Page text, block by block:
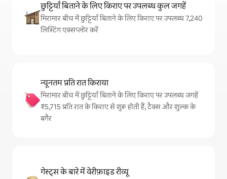
छुट्टियाँ बिताने के लिए किराए पर उपलब्ध कुल जगहें
मिरामार बीच में छुट्टियाँ बिताने के लिए किराए पर उपलब्ध 7,240
लिस्टिंग एक्सप्लोर करें
न्यूनतम प्रति रात किराया
मिरामार बीच में छुट्टियाँ बिताने के लिए किराए पर उपलब्ध जगहें
₹5,715 प्रति रात के किराए से शुरू होती हैं, टैक्स और शुल्क के
बगैर
गेस्ट्स के बारे में वेरीफ़ाइड रीव्यू